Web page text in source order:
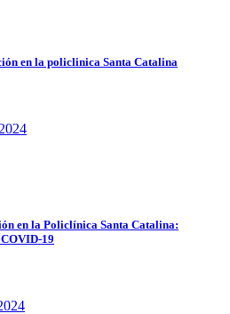
en la policlinica Santa Catalina
en la Policlínica Santa Catalina:
19